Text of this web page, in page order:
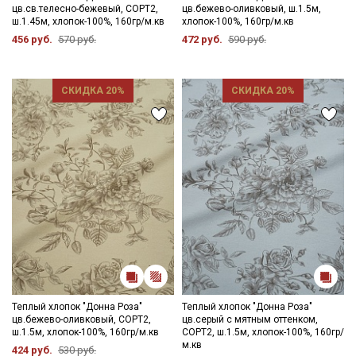
- запрещены отбеливатели
- сушить в подвешенном и расправленном состоянии
- глажка только с изнаночной стороны, подложив махровое
ткани в зависимостиот настроек вашего монитора и в
зависимости от партии.
цв.св.телесно-бежевый, СОРТ2,
ш.1.45м, хлопок-100%, 160гр/м.кв
456 руб. 570 руб.
цв.бежево-оливковый, ш.1.5м,
хлопок-100%, 160гр/м.кв
472 руб. 590 руб.
СКИДКА 20%
Теплый хлопок "Донна Роза"
цв.бежево-оливковый, СОРТ2,
ш.1.5м, хлопок-100%, 160гр/м.кв
424 руб. 530 руб.
СКИДКА 20%
Теплый хлопок "Донна Роза"
цв.серый с мятным оттенком,
СОРТ2, ш.1.5м, хлопок-100%, 160гр/
м.кв